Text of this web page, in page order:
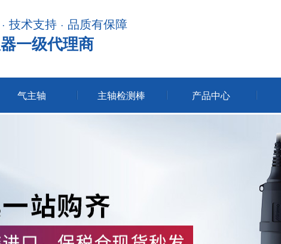
技术支持 · 品质有保障
一级代理商
气主轴 主轴检测棒 产品中心